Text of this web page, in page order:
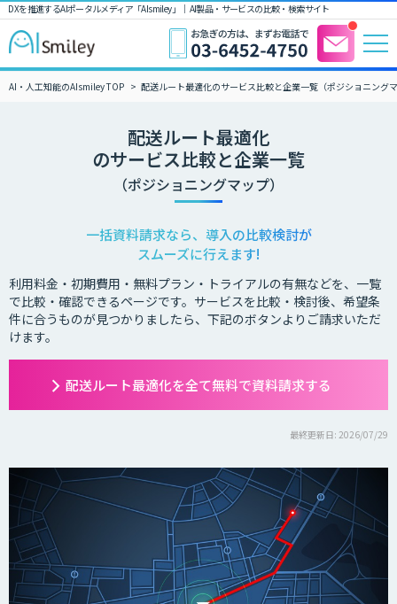
DXを推進するAIポータルメディア「AIsmiley」｜ AI製品・サービスの比較・検索サイト
AI・人工知能のAIsmiley TOP 配送ルート最適化のサービス比較と企業一覧（ポジショニング
配送ルート最適化
のサービス比較と企業一覧
（ポジショニングマップ）
一括資料請求なら、導入の比較検討が
スムーズに行えます!
利用料金・初期費用・無料プラン・トライアルの有無などを、一覧
で比較・確認できるページです。サービスを比較・検討後、希望条
件に合うものが見つかりましたら、下記のボタンよりご請求いただ
けます。
配送ルート最適化を全て無料で資料請求する
最終更新日: 2026/07/29